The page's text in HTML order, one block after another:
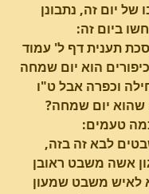
של יום זה, נתבונן
ביום זה:
תענית דף ל' עמוד
הוא יום שמחה
וכפרה אבל ט"ו
שהוא יום שמחה?
טעמים:
לבא זה בזה,
אשה משבט ראובן
לאיש משבט שמעון